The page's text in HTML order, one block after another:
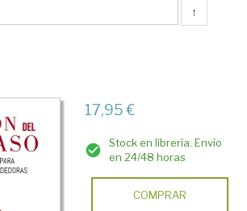
↑
17,95 €
Stock en librería. Envío
en 24/48 horas
COMPRAR